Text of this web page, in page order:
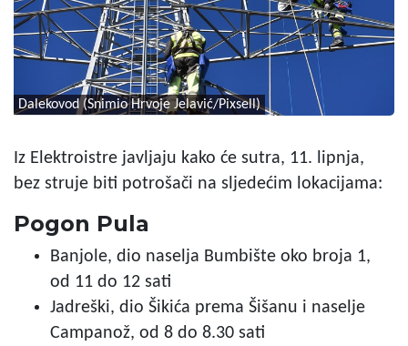
Dalekovod (Snimio Hrvoje Jelavić/Pixsell)
Iz Elektroistre javljaju kako će sutra, 11. lipnja,
bez struje biti potrošači na sljedećim lokacijama:
Pogon Pula
Banjole, dio naselja Bumbište oko broja 1,
od 11 do 12 sati
Jadreški, dio Šikića prema Šišanu i naselje
Campanož, od 8 do 8.30 sati